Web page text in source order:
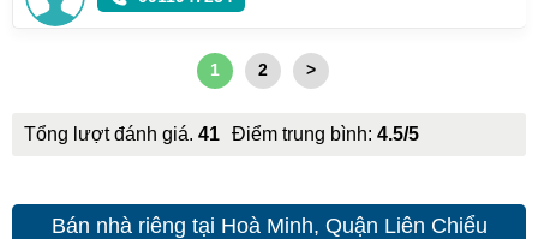
1 2 >
Tổng lượt đánh giá. 41 Điểm trung bình: 4.5/5
Bán nhà riêng tại Hoà Minh, Quận Liên Chiểu